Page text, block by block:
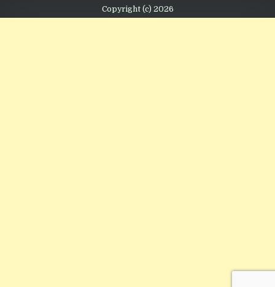
Copyright (c) 2026